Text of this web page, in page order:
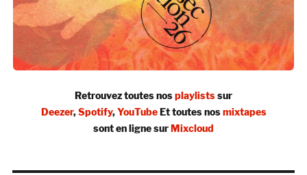
Retrouvez toutes nosplaylistssur
Deezer,Spotify,YouTubeEt toutes nosmixtapes
sont en ligne surMixcloud